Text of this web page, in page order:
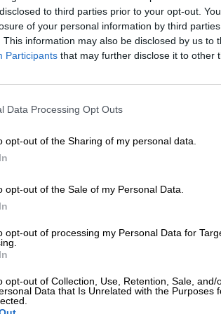
to third parties prior to your opt-out.
of your personal information by third
This information may also be disclosed by us to
Participants that may further disclose it to other
Data Processing Opt Outs
opt-out of the Sharing of my personal data.
opt-out of the Sale of my Personal Data.
opt-out of processing my Personal Data for
opt-out of Collection, Use, Retention, Sale, and/
Data that Is Unrelated with the Purposes
* Prijzen zijn inclusief wettelijke BTW.
Omschrijving
Onze favorieten uit Griekenland
Septem hebben wij voor je
Daarnaast ontvang je een
direct uit de fles, maar proeven in
vorm komen in het glas de
prachtige kleur van het bier en de
Met twee verschillende IPA's, een
ieder wat wils! Wij raden dit
een karakterbier wil drinken van de